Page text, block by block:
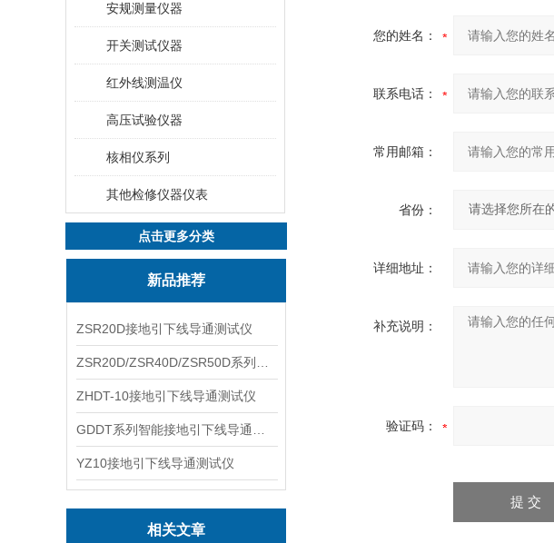
安规测量仪器
开关测试仪器
红外线测温仪
高压试验仪器
核相仪系列
其他检修仪器仪表
点击更多分类
新品推荐
ZSR20D接地引下线导通测试仪
ZHDT-10接地引下线导通测试仪
YZ10接地引下线导通测试仪
相关文章
您的姓名：
联系电话：
常用邮箱：
省份：
详细地址：
补充说明：
验证码：